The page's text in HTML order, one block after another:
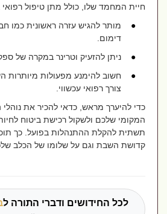
חיית המחמד שלו, כולל מתן טיפול רפואי
מותר להגיש עזרה ראשונית כמו
דימום.
ניתן להזעיק וטרינר במקרה של
חשוב להימנע מפעולות מיותרות
צורך רפואי עכשווי.
כדי להיערך מראש, כדאי להכיר את נוהלי
המקומי שלכם ולשקול רכישת ביטוח
תשתית להקלת ההתנהלות בפועל. כך
קדושת השבת וגם על שלומו של הכלב
לכל החידושים ודברי התורה ל